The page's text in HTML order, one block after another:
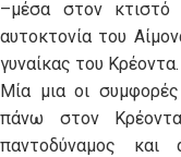
–μέσα στον κτιστό
αυτοκτονία του
γυναίκας του Κρέοντα.
Μία μια οι
πάνω στον
παντοδύναμος και